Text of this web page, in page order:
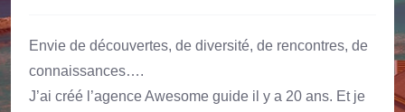
Envie de découvertes, de diversité, de rencontres, de
connaissances….
J’ai créé l’agence Awesome guide il y a 20 ans. Et je